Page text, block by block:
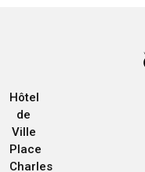
Hôtel
de
Ville
Place
Charles